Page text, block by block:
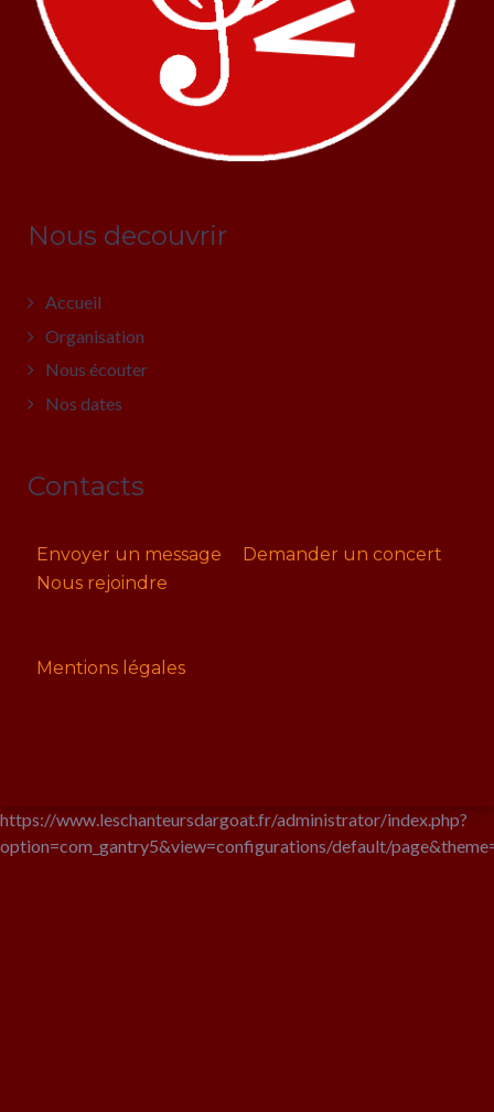
Nous decouvrir
Accueil
Organisation
Nous écouter
Nos dates
Contacts
Envoyer un message
Demander un concert
Nous rejoindre
Mentions légales
https://www.leschanteursdargoat.fr/administrator/index.php?
option=com_gantry5&view=configurations/default/